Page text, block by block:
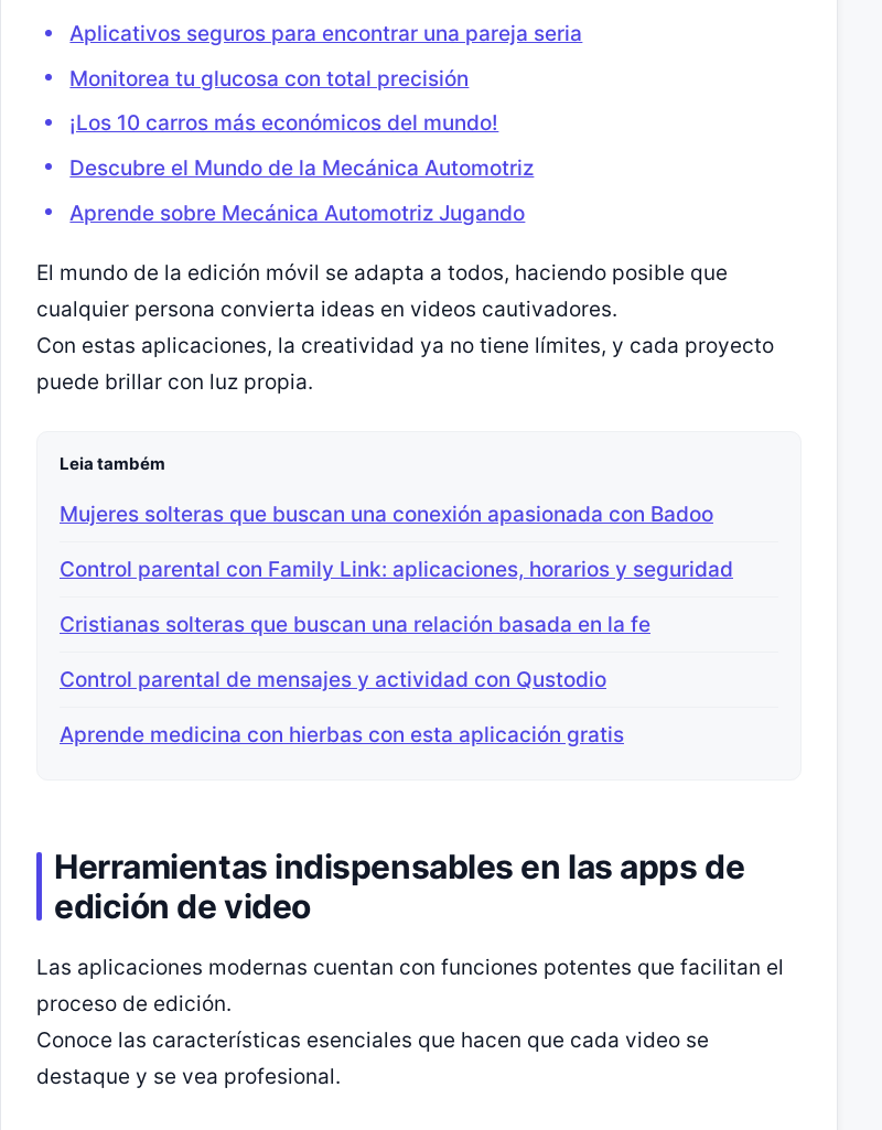
Aplicativos seguros para encontrar una pareja seria
Monitorea tu glucosa con total precisión
¡Los 10 carros más económicos del mundo!
Descubre el Mundo de la Mecánica Automotriz
Aprende sobre Mecánica Automotriz Jugando
El mundo de la edición móvil se adapta a todos, haciendo posible que
cualquier persona convierta ideas en videos cautivadores.
Con estas aplicaciones, la creatividad ya no tiene límites, y cada proyecto
puede brillar con luz propia.
Leia também
Mujeres solteras que buscan una conexión apasionada con Badoo
Control parental con Family Link: aplicaciones, horarios y seguridad
Cristianas solteras que buscan una relación basada en la fe
Control parental de mensajes y actividad con Qustodio
Aprende medicina con hierbas con esta aplicación gratis
Herramientas indispensables en las apps de
edición de video
Las aplicaciones modernas cuentan con funciones potentes que facilitan el
proceso de edición.
Conoce las características esenciales que hacen que cada video se
destaque y se vea profesional.